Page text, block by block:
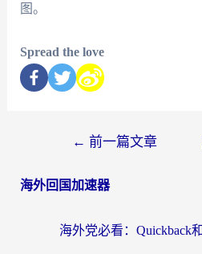
图。
Spread the love
← 前一篇文章
海外回国加速器